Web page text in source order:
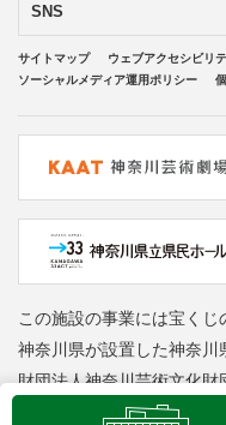
SNS
サイトマップ ウェブアクセシビリ
ソーシャルメディア運用ポリシー
この施設の事業には宝く
神奈川県が設置した神奈川
財団法人神奈川芸術文化